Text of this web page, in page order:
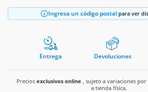
Ingresa un código postal para ver
Entrega Devoluciones
Precios exclusivos online , sujeto a variaciones
a tienda física.